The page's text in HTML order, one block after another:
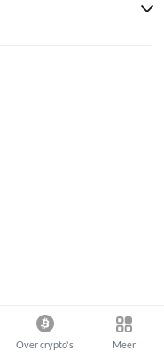
Over crypto's Meer